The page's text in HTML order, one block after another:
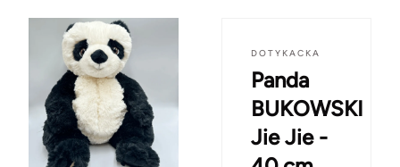
DOTYKACKA
Panda
BUKOWSKI
Jie Jie -